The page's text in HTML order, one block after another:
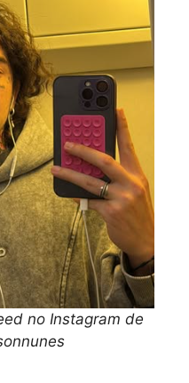
no Instagram de